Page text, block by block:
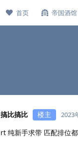
首页 帝国酒馆
搞比搞比 楼主 2023
rt 纯新手求带 匹配排位